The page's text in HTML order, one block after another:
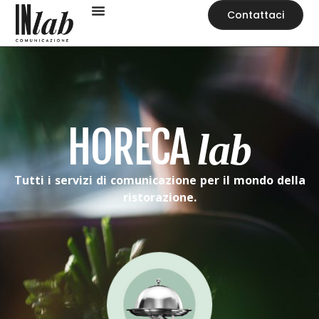
Contattaci
HORECAlab
Tutti i servizi di comunicazione per il mondo della
ristorazione.